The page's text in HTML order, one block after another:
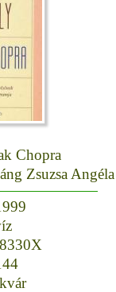
Chopra
Zsuzsa Angéla